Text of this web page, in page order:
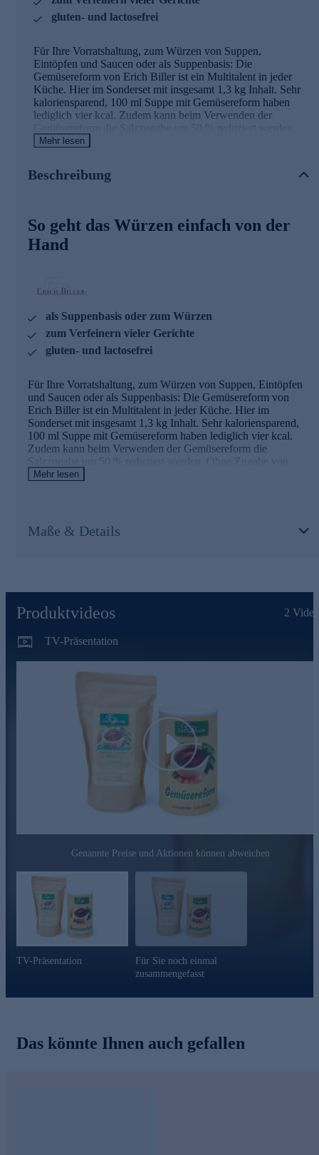
gluten- und lactosefrei
Für Ihre Vorratshaltung, zum Würzen von Suppen,
Eintöpfen und Saucen oder als Suppenbasis: Die
Gemüsereform von Erich Biller ist ein Multitalent in jeder
Küche. Hier im Sonderset mit insgesamt 1,3 kg Inhalt. Sehr
kaloriensparend, 100 ml Suppe mit Gemüsereform haben
lediglich vier kcal. Zudem kann beim Verwenden der
Gemüsereform die Salzzugabe um 50 % reduziert werden.
Ohne Zugabe von tierischen Fetten, daher auch für
Ihre Vorteile im Überblick
universelle Würze für Eintöpfe, Suppen, Salatsoßen,
Dips usw.
Salzzugabe kann um 50 % reduziert werden
Bestandteile
Erich Billers Motto:
hausgemachte Klasse statt industrielle Masse
Zutaten
Glutamat oder sonstige Geschmacksverstärker,
künstliche Farbstoffe, tierische Fette sind absolut tabu
schonende Verarbeitung der weitgehend regionalen
Inhaltsstoffe
beste Qualität durch einen hohen Anteil an Handarbeit
bei der Herstellung
Jetzt online bestellen und genießen.
Mehr lesen
Beschreibung
So geht das Würzen einfach von der
Hand
als Suppenbasis oder zum Würzen
zum Verfeinern vieler Gerichte
gluten- und lactosefrei
Für Ihre Vorratshaltung, zum Würzen von Suppen, Eintöpfen
und Saucen oder als Suppenbasis: Die Gemüsereform von
Erich Biller ist ein Multitalent in jeder Küche. Hier im
Sonderset mit insgesamt 1,3 kg Inhalt. Sehr kaloriensparend,
100 ml Suppe mit Gemüsereform haben lediglich vier kcal.
Zudem kann beim Verwenden der Gemüsereform die
Salzzugabe um 50 % reduziert werden. Ohne Zugabe von
tierischen Fetten, daher auch für Vegetarier und Veganer
sehr kaloriensparend
ohne tierische Fette sowie lactose- oder sojahaltige
Bestandteile
Erich Billers Motto:
Verwendung ausschließlich natürlicher Rohstoffe und
Zutaten
Glutamat oder sonstige Geschmacksverstärker, künstliche
Farbstoffe, tierische Fette sind absolut tabu
schonende Verarbeitung der weitgehend regionalen
Inhaltsstoffe
beste Qualität durch einen hohen Anteil an Handarbeit bei
Jetzt online bestellen und genießen.
Mehr lesen
Maße & Details
Produktvideos 2
TV-Präsentation
Play
Genannte Preise und Aktionen können abweichen
TV-Präsentation
Für Sie noch einmal
zusammengefasst
Das könnte Ihnen auch gefallen